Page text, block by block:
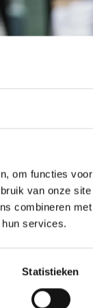
om functies
van onze
combineren
services.
Statistieken